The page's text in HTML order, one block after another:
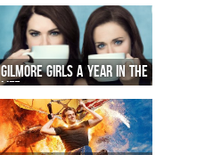
GILMORE GIRLS A YEAR IN THE
LIFE